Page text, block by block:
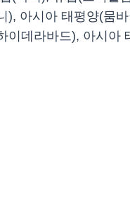
아시아 태평양(뭄
데라바드), 아시아